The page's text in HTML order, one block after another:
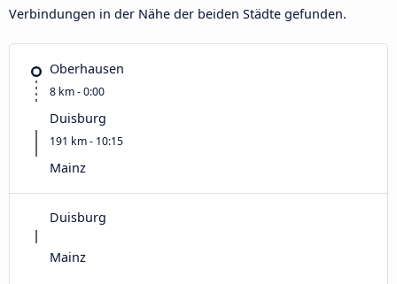
Verbindungen in der Nähe der beiden Städte gefunden.
Oberhausen
8 km - 0:00
Duisburg
191 km - 10:15
Mainz
Duisburg
Mainz